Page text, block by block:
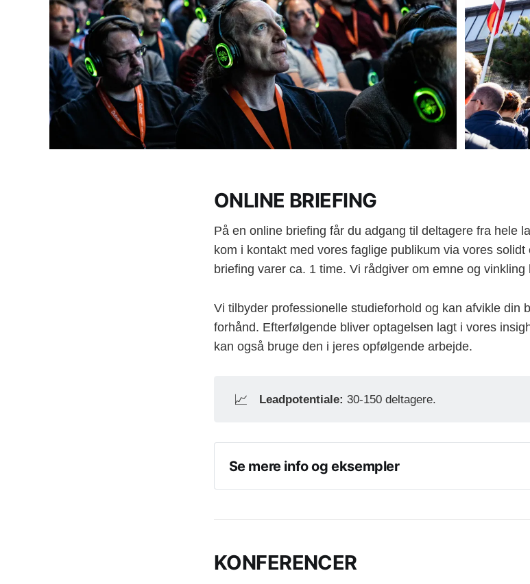
ONLINE BRIEFING
På en online briefing får du adgang til deltagere fra hele
kom i kontakt med vores faglige publikum via vores
briefing varer ca. 1 time. Vi rådgiver om emne og
Vi tilbyder professionelle studieforhold og kan afvikle din
forhånd. Efterfølgende bliver optagelsen lagt i vores
kan også bruge den i jeres opfølgende arbejde.
📈 Leadpotentiale: 30-150 deltagere.
Se mere info og eksempler
Entrust - IAM for alle
KONFERENCER